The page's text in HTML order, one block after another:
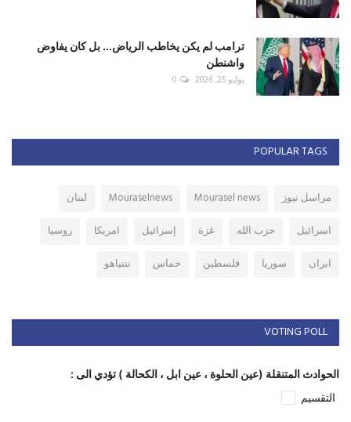
ترامب لم يكن يخاطب الرياض... بل كان يفاوض
واشنطن
يوليو 25, 2026 0
POPULAR TAGS
مراسل نيوز Mourasel news
Mouraselnews
لبنان
اسرائيل
حزب الله غزة إسرائيل امريكا
روسيا
ايران
سوريا فلسطين حماس نتنياهو
VOTING POLL
الحوادث المتنقلة (عين الحلوة ، عين ابل ، الكحالة ) تؤدي الى :
التقسيم